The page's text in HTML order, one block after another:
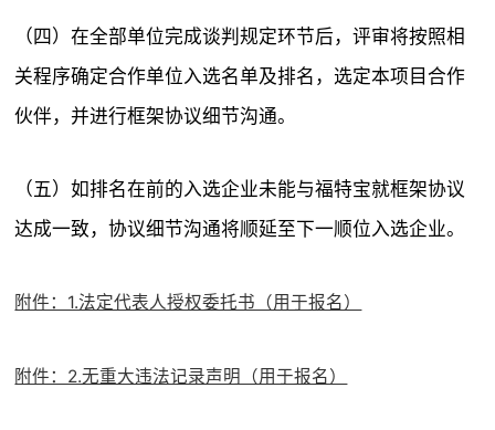
（四）在全部单位完成谈判规定环节后，评审将按照相
关程序确定合作单位入选名单及排名，选定本项目合作
伙伴，并进行框架协议细节沟通。
（五）如排名在前的入选企业未能与福特宝就框架协议
达成一致，协议细节沟通将顺延至下一顺位入选企业。
附件：1.法定代表人授权委托书（用于报名）
附件：2.无重大违法记录声明（用于报名）